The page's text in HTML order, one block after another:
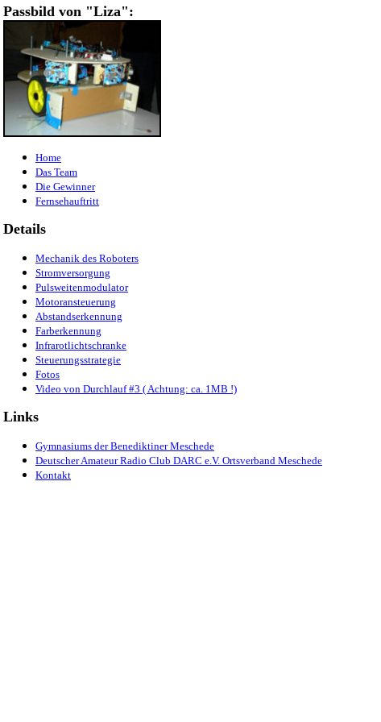
Passbild von "Liza":
Home
Das Team
Die Gewinner
Fernsehauftritt
Details
Mechanik des Roboters
Stromversorgung
Pulsweitenmodulator
Motoransteuerung
Abstandserkennung
Farberkennung
Infrarotlichtschranke
Steuerungsstrategie
Fotos
Video von Durchlauf #3 ( Achtung: ca. 1MB !)
Links
Gymnasiums der Benediktiner Meschede
Deutscher Amateur Radio Club DARC e.V. Ortsverband Meschede
Kontakt